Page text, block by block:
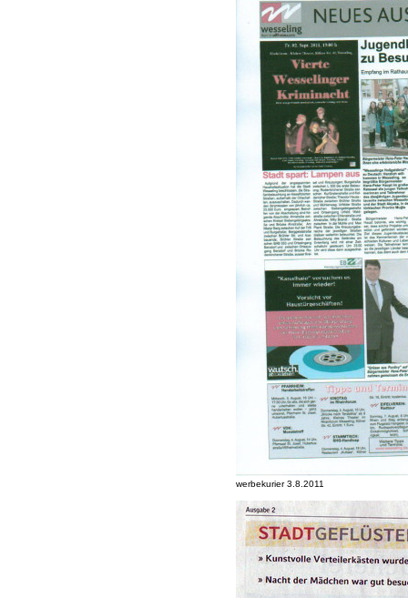
werbekurier 3.8.2011